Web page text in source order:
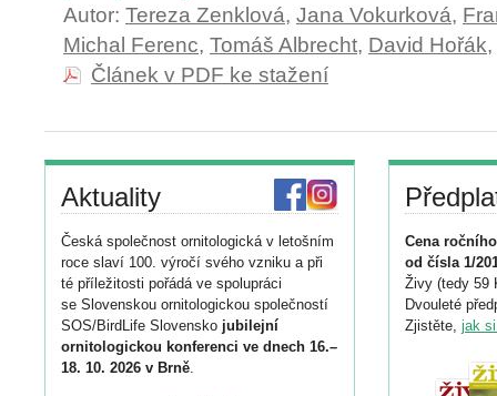
Autor: Tereza Zenklová, Jana Vokurková,
Michal Ferenc, Tomáš Albrecht, David Hořák,
Článek v PDF ke stažení
Aktuality
Česká společnost ornitologická v letošním
roce slaví 100. výročí svého vzniku a při
té příležitosti pořádá ve spolupráci
se Slovenskou ornitologickou společností
SOS/BirdLife Slovensko jubilejní
ornitologickou konferenci ve dnech 16.–
18. 10. 2026 v Brně.
Cena
od čísla 1/
Živy (tedy 59
Dvouleté
Zjistěte, jak